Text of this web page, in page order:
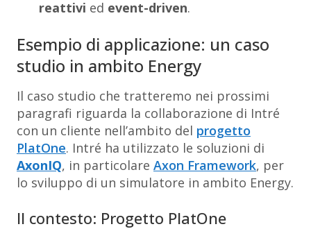
reattivi ed event-driven.
Esempio di applicazione: un caso
studio in ambito Energy
Il caso studio che tratteremo nei prossimi
paragrafi riguarda la collaborazione di Intré
con un cliente nell’ambito del progetto
PlatOne. Intré ha utilizzato le soluzioni di
AxonIQ, in particolare Axon Framework, per
lo sviluppo di un simulatore in ambito Energy.
Il contesto: Progetto PlatOne